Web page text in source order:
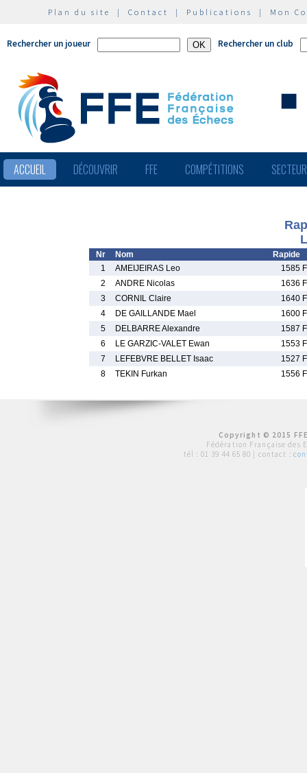
Plan du site | Contact | Publications | Mon
Rechercher un joueur Rechercher un club
ACCUEIL DÉCOUVRIR FFE COMPÉTITIONS
Nr Nom
Rapide
1
AMEIJEIRAS Leo
1585 F
2
ANDRE Nicolas
1636 F
3
CORNIL Claire
1640 F
4
DE GAILLANDE Mael
1600 F
5
DELBARRE Alexandre
1587 F
6
LE GARZIC-VALET Ewan
1553 F
7
LEFEBVRE BELLET Isaac
1527 F
8
TEKIN Furkan 1556 F
Copyright © 2015
Fédération Française des
tél : 01 39 44 65 80 | contact :